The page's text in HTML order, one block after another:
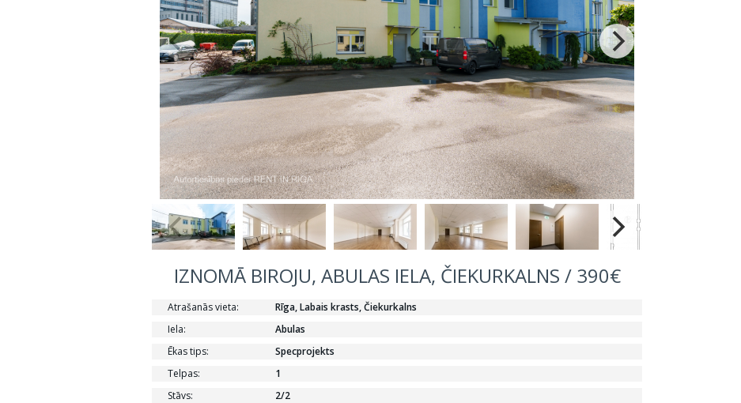
IZNOMĀ BIROJU, ABULAS IELA, ČIEKURKALNS / 390€
Atrašanās vieta:
Rīga, Labais krasts, Čiekurkalns
Iela:
Abulas
Ēkas tips:
Specprojekts
Telpas:
1
Stāvs:
2/2